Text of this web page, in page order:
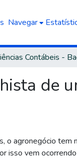
Navegar
de
o agronegócio tem
isso vem